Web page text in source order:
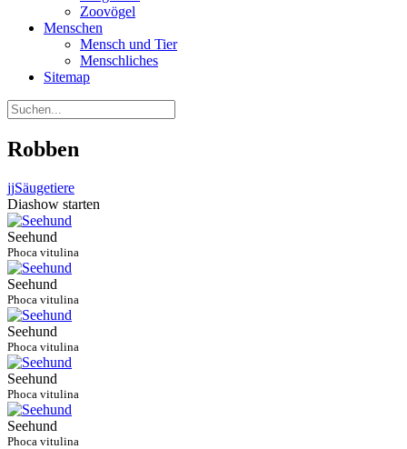
Zoovögel
Menschen
Mensch und Tier
Menschliches
Sitemap
Robben
jjSäugetiere
Diashow starten
Seehund
Phoca vitulina
Seehund
Phoca vitulina
Seehund
Phoca vitulina
Seehund
Phoca vitulina
Seehund
Phoca vitulina